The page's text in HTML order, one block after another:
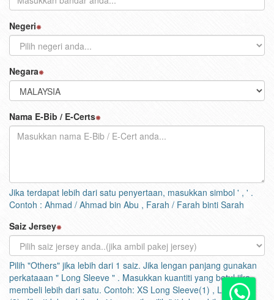
Negeri
Negara
Nama E-Bib / E-Certs
Jika terdapat lebih dari satu penyertaan, masukkan simbol ' , ' .
Contoh : Ahmad / Ahmad bin Abu , Farah / Farah binti Sarah
Saiz Jersey
Pilih "Others" jika lebih dari 1 saiz. Jika lengan panjang gunakan
perkataaan " Long Sleeve " . Masukkan kuantiti yang betul jika
membeli lebih dari satu. Contoh: XS Long Sleeve(1) , L (2), XL